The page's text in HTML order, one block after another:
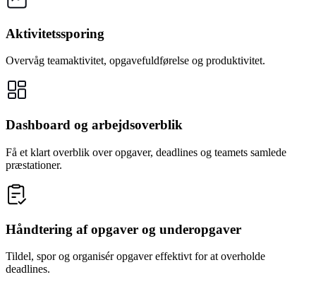
Aktivitetssporing
Overvåg teamaktivitet, opgavefuldførelse og produktivitet.
Dashboard og arbejdsoverblik
Få et klart overblik over opgaver, deadlines og teamets samlede
præstationer.
Håndtering af opgaver og underopgaver
Tildel, spor og organisér opgaver effektivt for at overholde
deadlines.